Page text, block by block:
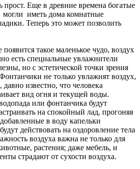
Еще в древние времена богатые
иметь дома комнатные
Теперь это может позволить
такое маленькое чудо, воздух
есть специальные увлажнители
но с эстетической точки зрения
не только увлажнят воздух,
известно, что человека
вид огня и текущей воды.
или фонтанчика будут
на спокойный лад, прогоняя
в воду капельки
действовать на оздоровление тела
воздуха важна не только для
растения; даже мебель, и
страдают от сухости воздуха.